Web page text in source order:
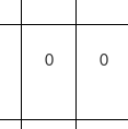
0 0